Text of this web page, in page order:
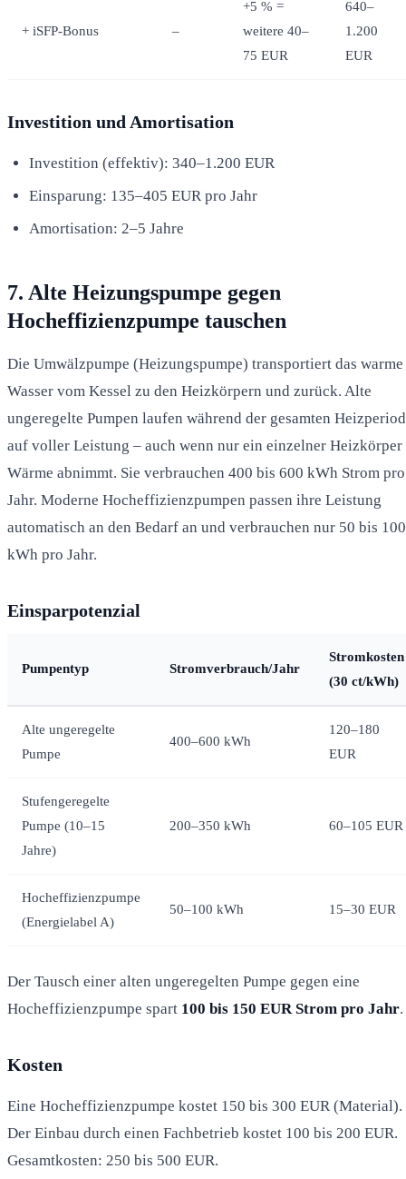
+ iSFP-Bonus –
+5 % =
weitere 40–
75 EUR
640–
1.200
EUR
Investition und Amortisation
Investition (effektiv): 340–1.200 EUR
Einsparung: 135–405 EUR pro Jahr
Amortisation: 2–5 Jahre
7. Alte Heizungspumpe gegen
Hocheffizienzpumpe tauschen
Die Umwälzpumpe (Heizungspumpe) transportiert das warme
Wasser vom Kessel zu den Heizkörpern und zurück. Alte
ungeregelte Pumpen laufen während der gesamten
auf voller Leistung – auch wenn nur ein einzelner Heizkörper
Wärme abnimmt. Sie verbrauchen 400 bis 600 kWh Strom pro
Jahr. Moderne Hocheffizienzpumpen passen ihre Leistung
automatisch an den Bedarf an und verbrauchen nur 50 bis 100
kWh pro Jahr.
Einsparpotenzial
Pumpentyp Stromverbrauch/Jahr
Stromkosten
(30 ct/kWh)
Alte ungeregelte
Pumpe
400–600 kWh
120–180
EUR
Stufengeregelte
Pumpe (10–15
Jahre)
200–350 kWh 60–105 EUR
Hocheffizienzpumpe
(Energielabel A)
50–100 kWh 15–30 EUR
Der Tausch einer alten ungeregelten Pumpe gegen eine
Hocheffizienzpumpe spart 100 bis 150 EUR Strom pro Jahr.
Kosten
Eine Hocheffizienzpumpe kostet 150 bis 300 EUR (Material).
Der Einbau durch einen Fachbetrieb kostet 100 bis 200 EUR.
Gesamtkosten: 250 bis 500 EUR.